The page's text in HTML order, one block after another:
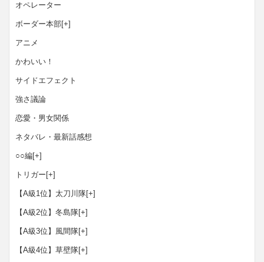
オペレーター
ボーダー本部[+]
アニメ
かわいい！
サイドエフェクト
強さ議論
恋愛・男女関係
ネタバレ・最新話感想
○○編[+]
トリガー [+]
【A級1位】太刀川隊[+]
【A級2位】冬島隊[+]
【A級3位】風間隊[+]
【A級4位】草壁隊[+]